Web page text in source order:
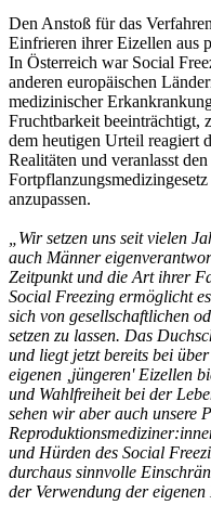
Den Anstoß für das
Einfrieren ihrer Eizellen aus
In Österreich war Social
anderen europäischen
medizinischer
Fruchtbarkeit beeinträchtigt,
dem heutigen Urteil reagiert
Realitäten und veranlasst
anzupassen.
„Wir setzen uns seit vielen
auch Männer
Zeitpunkt und die Art ihrer
Social Freezing ermöglicht
sich von gesellschaftlichen
setzen zu lassen. Das
und liegt jetzt bereits bei
eigenen ‚jüngeren' Eizellen
und Wahlfreiheit bei der
sehen wir aber auch unsere
und Hürden des Social
durchaus sinnvolle
der Verwendung der eigenen